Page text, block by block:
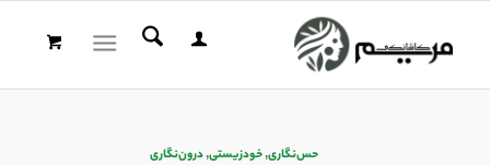
حس‌نگاری,خودزیستی,درون‌نگاری